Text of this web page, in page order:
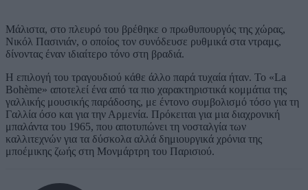
Μάλιστα, στο πλευρό του βρέθηκε ο πρωθυπουργός της χώρας,
Νικόλ Πασινιάν, ο οποίος τον συνόδευσε ρυθμικά στα ντραμς,
δίνοντας έναν ιδιαίτερο τόνο στη βραδιά.
Η επιλογή του τραγουδιού κάθε άλλο παρά τυχαία ήταν. Το «La
Bohème» αποτελεί ένα από τα πιο χαρακτηριστικά κομμάτια της
γαλλικής μουσικής παράδοσης, με έντονο συμβολισμό τόσο για τη
Γαλλία όσο και για την Αρμενία. Πρόκειται για μια διαχρονική
μπαλάντα του 1965, που αποτυπώνει τη νοσταλγία των
καλλιτεχνών για τα δύσκολα αλλά δημιουργικά χρόνια της
μποέμικης ζωής στη Μονμάρτρη του Παρισιού.